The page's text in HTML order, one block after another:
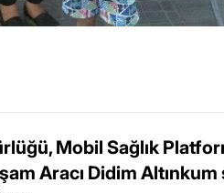
Mobil Sağlık
Aracı Didim